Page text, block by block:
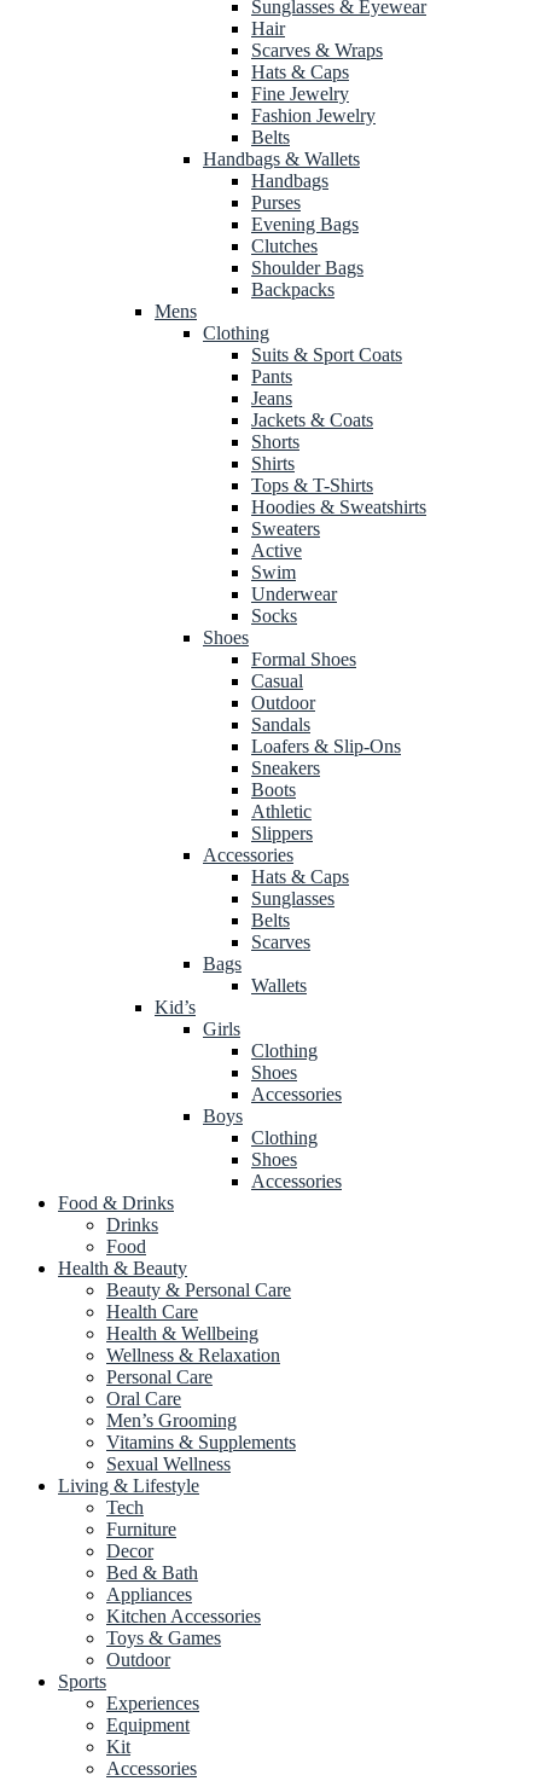
Sunglasses & Eyewear
Hair
Scarves & Wraps
Hats & Caps
Fine Jewelry
Fashion Jewelry
Belts
Handbags & Wallets
Handbags
Purses
Evening Bags
Clutches
Shoulder Bags
Backpacks
Mens
Clothing
Suits & Sport Coats
Pants
Jeans
Jackets & Coats
Shorts
Shirts
Tops & T-Shirts
Hoodies & Sweatshirts
Sweaters
Active
Swim
Underwear
Socks
Shoes
Formal Shoes
Casual
Outdoor
Sandals
Loafers & Slip-Ons
Sneakers
Boots
Athletic
Slippers
Accessories
Hats & Caps
Sunglasses
Belts
Scarves
Bags
Wallets
Kid’s
Girls
Clothing
Shoes
Accessories
Boys
Clothing
Shoes
Accessories
Food & Drinks
Drinks
Food
Health & Beauty
Beauty & Personal Care
Health Care
Health & Wellbeing
Wellness & Relaxation
Personal Care
Oral Care
Men’s Grooming
Vitamins & Supplements
Sexual Wellness
Living & Lifestyle
Tech
Furniture
Decor
Bed & Bath
Appliances
Kitchen Accessories
Toys & Games
Outdoor
Sports
Experiences
Equipment
Kit
Accessories